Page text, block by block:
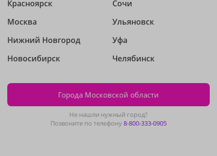
Красноярск
Москва
Нижний Новгород
Новосибирск
Сочи
Ульяновск
Уфа
Челябинск
Города Московской области
Не нашли нужный город?
Позвоните по телефону8-800-333-0905